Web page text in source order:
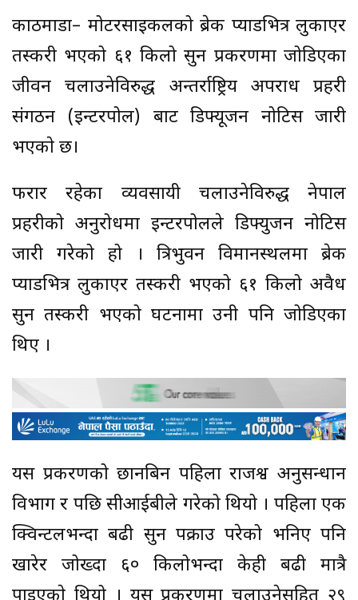
काठमाडौं– मोटरसाइकलको ब्रेक प्याडभित्र लुकाएर
तस्करी भएको ६१ किलो सुन प्रकरणमा जोडिएका
जीवन चलाउनेविरुद्ध अन्तर्राष्ट्रिय अपराध प्रहरी
संगठन (इन्टरपोल) बाट डिफ्यूजन नोटिस जारी
भएकाे छ।
फरार रहेका व्यवसायी चलाउनेविरुद्ध नेपाल
प्रहरीको अनुरोधमा इन्टरपोलले डिफ्युजन नोटिस
जारी गरेको हो । त्रिभुवन विमानस्थलमा ब्रेक
प्याडभित्र लुकाएर तस्करी भएको ६१ किलो अवैध
सुन तस्करी भएको घटनामा उनी पनि जोडिएका
थिए ।
यस प्रकरणको छानबिन पहिला राजश्व अनुसन्धान
विभाग र पछि सीआईबीले गरेको थियो । पहिला एक
क्विन्टलभन्दा बढी सुन पक्राउ परेको भनिए पनि
खारेर जोख्दा ६० किलोभन्दा केही बढी मात्रै